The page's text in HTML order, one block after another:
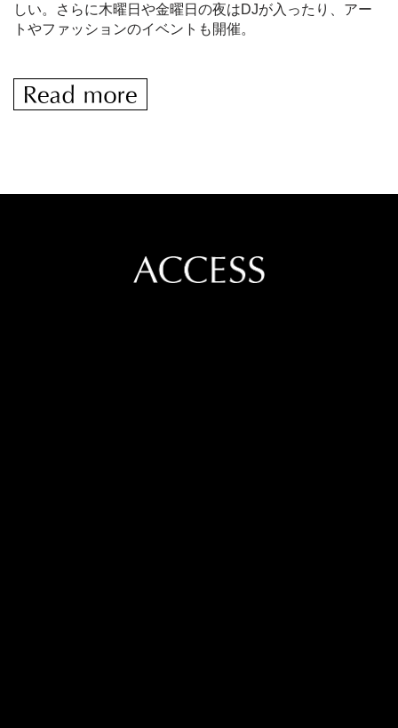
しい。さらに木曜日や金曜日の夜はDJが入ったり、アー
トやファッションのイベントも開催。